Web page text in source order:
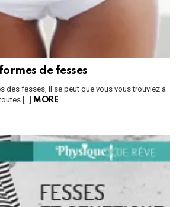
de fesses
des fesses, il se peut que vous vous trouviez à
[…] MORE